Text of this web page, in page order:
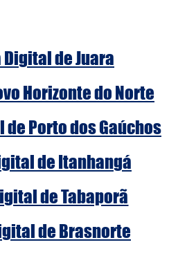
Digital de Juara
Horizonte do Norte
de Porto dos Gaúchos
de Itanhangá
de Tabaporã
de Brasnorte